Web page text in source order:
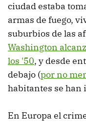
ciudad estaba
armas de fuego,
suburbios de las
Washington
los '50, y desde
debajo (por no
habitantes se han
En Europa el